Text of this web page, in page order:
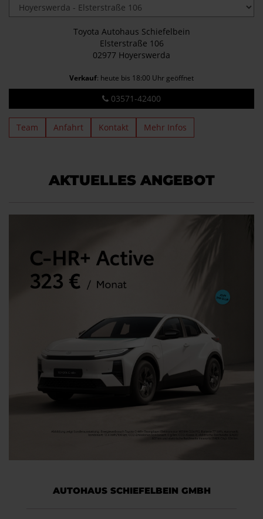
Toyota Autohaus Schiefelbein
Elsterstraße 106
02977 Hoyerswerda
Verkauf: heute bis 18:00 Uhr geöffnet
03571-42400
Team Anfahrt Kontakt Mehr Infos
AKTUELLES ANGEBOT
AUTOHAUS SCHIEFELBEIN GMBH